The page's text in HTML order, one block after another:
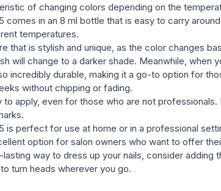
of changing colors depending on the
comes in an 8 ml bottle that is easy to carry
temperatures.
that is stylish and unique, as the color changes
will change to a darker shade. Meanwhile, when
incredibly durable, making it a go-to option for
without chipping or fading.
to apply, even for those who are not
is perfect for use at home or in a professional
option for salon owners who want to offer
way to dress up your nails, consider
turn heads wherever you go.